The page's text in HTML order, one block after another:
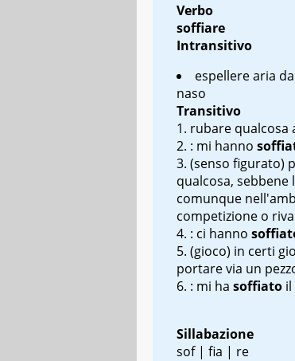
Verbo
soffiare
Intransitivo
espellere aria
naso
Transitivo
rubare qualcosa
: mi hanno
(senso figurato)
qualcosa, sebbene
comunque
competizione o
: ci hanno
(gioco) in certi
portare via un
: mi ha soffiato il
Sillabazione
sof | fia | re